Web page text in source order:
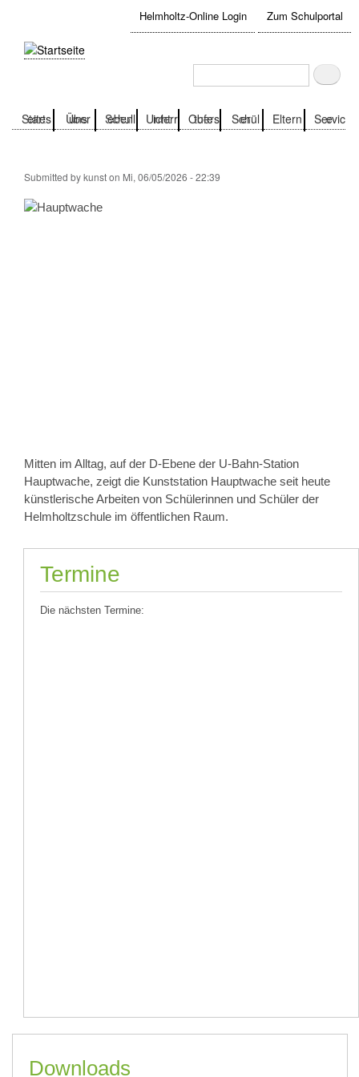
Direkt
User
menu
Helmholtz-Online Login Zum Schulportal
Suche
Suche
Startseite Über uns Schulleben Unterricht Oberstufe Schüler Eltern Service
Submitted bykunston Mi, 06/05/2026 - 22:39
Mitten im Alltag, auf der D-Ebene der U-Bahn-Station
Hauptwache, zeigt die Kunststation Hauptwache seit heute
künstlerische Arbeiten von Schülerinnen und Schüler der
Helmholtzschule im öffentlichen Raum.
Termine
Die nächsten Termine:
Downloads